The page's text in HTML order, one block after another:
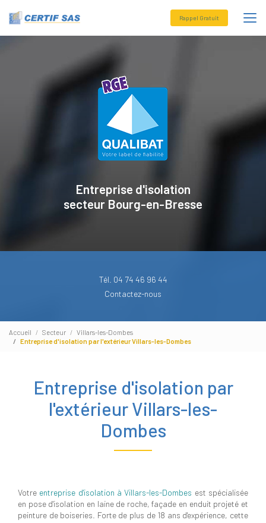
Rappel Gratuit
Entreprise d'isolation
secteurBourg-en-Bresse
Tél. 04 74 46 96 44
Contactez-nous
Accueil Secteur
Villars-les-Dombes
Entreprise d'isolation par l'extérieur Villars-les-Dombes
Entreprise d'isolation par
l'extérieur Villars-les-
Dombes
Votre entreprise d'isolation à Villars-les-Dombes est spécialisée
en pose d'isolation en laine de roche, façade en enduit projeté et
peinture de boiseries. Forte de plus de 18 ans d'expérience, cette